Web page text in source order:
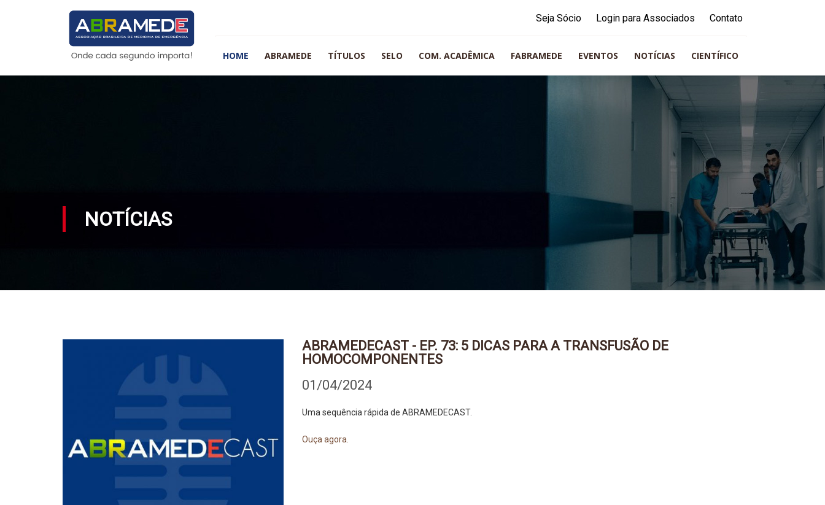
Seja Sócio Login para Associados Contato
HOME ABRAMEDE TÍTULOS SELO COM. ACADÊMICA FABRAMEDE EVENTOS NOTÍCIAS CIENTÍFICO
NOTÍCIAS
ABRAMEDECAST - EP. 73: 5 DICAS PARA A TRANSFUSÃO DE
HOMOCOMPONENTES
01/04/2024
Uma sequência rápida de ABRAMEDECAST.
Ouça agora.